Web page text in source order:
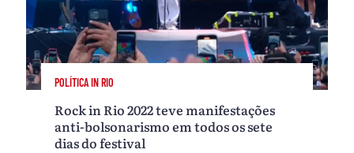
POLÍTICA IN RIO
Rock in Rio 2022 teve manifestações
anti-bolsonarismo em todos os sete
dias do festival